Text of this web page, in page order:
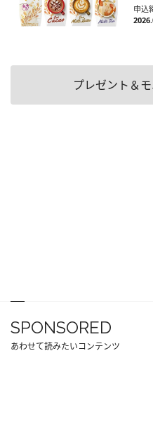
申込
プレゼント＆
SPONSORED
あわせて読みたいコンテンツ